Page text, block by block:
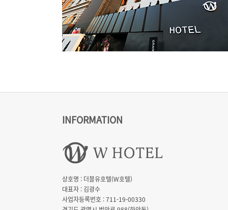
INFORMATION
상호명 : 더블유호텔(W호텔)
대표자 : 김광수
사업자등록번호 : 711-19-00330